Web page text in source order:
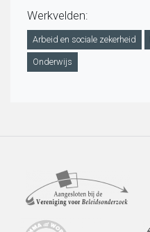
Werkvelden:
Arbeid en sociale zekerheid
Onderwijs